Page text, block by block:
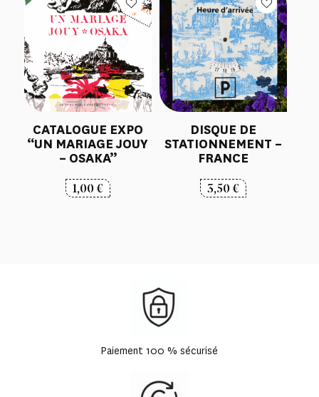
CATALOGUE EXPO
“UN MARIAGE JOUY
– OSAKA”
1,00€
DISQUE DE
STATIONNEMENT –
FRANCE
3,50€
Paiement 100 % sécurisé